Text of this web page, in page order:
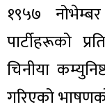
१९५७
पार्टीहरूको
चिनीया
गरिएको